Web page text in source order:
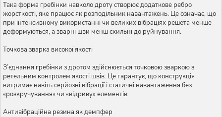
Така форма гребінки навколо дроту створює додаткове ребро
жорсткості, яке працює як розподільник навантажень. Це означає, що
при інтенсивному використанні чи великих вібраціях решета менше
деформуються, а зварні шви менш схильні до руйнування.
Точкова зварка високої якості
З’єднання гребінки з дротом здійснюється точковою зваркою з
ретельним контролем якості швів. Це гарантує, що конструкція
витримає навіть серйозні вібрації і статичні навантаження без
«розкручування» чи «відриву» елементів.
Антивібраційна резина як демпфер